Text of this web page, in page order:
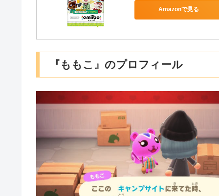
Amazonで見る
『ももこ』のプロフィール